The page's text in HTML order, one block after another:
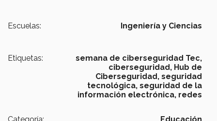
Escuelas: Ingeniería y Ciencias
Etiquetas:
semana de ciberseguridad Tec,
ciberseguridad, Hub de
Ciberseguridad, seguridad
tecnológica, seguridad de la
información electrónica, redes